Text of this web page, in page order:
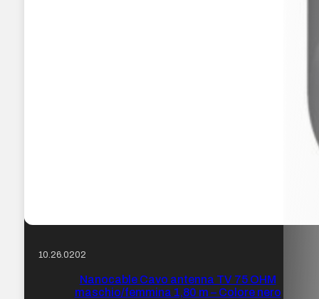
10.26.0202
Nanocable Cavo antenna TV 75 OHM
maschio/femmina 1,80 m – Colore nero